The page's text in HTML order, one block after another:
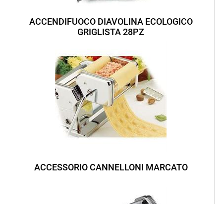
ACCENDIFUOCO DIAVOLINA ECOLOGICO
GRIGLISTA 28PZ
ACCESSORIO CANNELLONI MARCATO